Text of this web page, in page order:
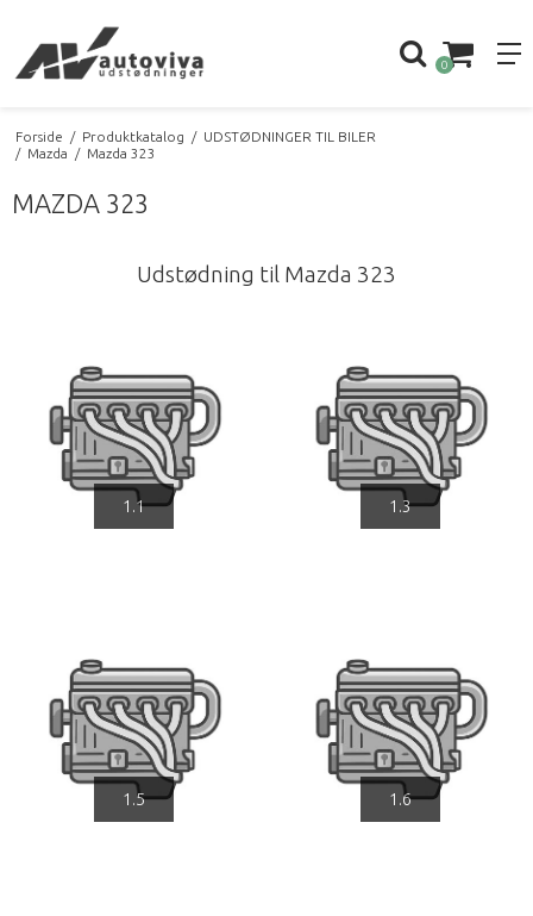
0
Forside / Produktkatalog / UDSTØDNINGER TIL BILER
/ Mazda / Mazda 323
MAZDA 323
Udstødning til Mazda 323
1.1 1.3
1.5 1.6